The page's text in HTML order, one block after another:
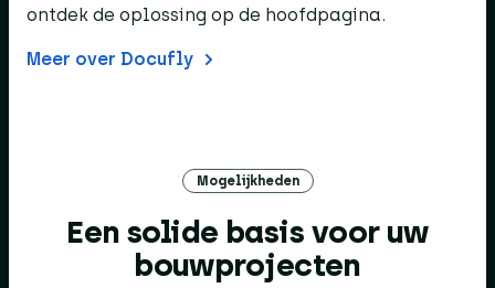
ontdek de oplossing op de hoofdpagina.
Meer over Docufly
Mogelijkheden
Een solide basis voor uw
bouwprojecten